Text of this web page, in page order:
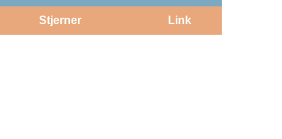
Stjerner Link